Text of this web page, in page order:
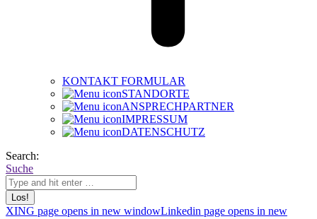
KONTAKT FORMULAR
STANDORTE
ANSPRECHPARTNER
IMPRESSUM
DATENSCHUTZ
Search:
Suche
XING page opens in new windowLinkedin page opens in new